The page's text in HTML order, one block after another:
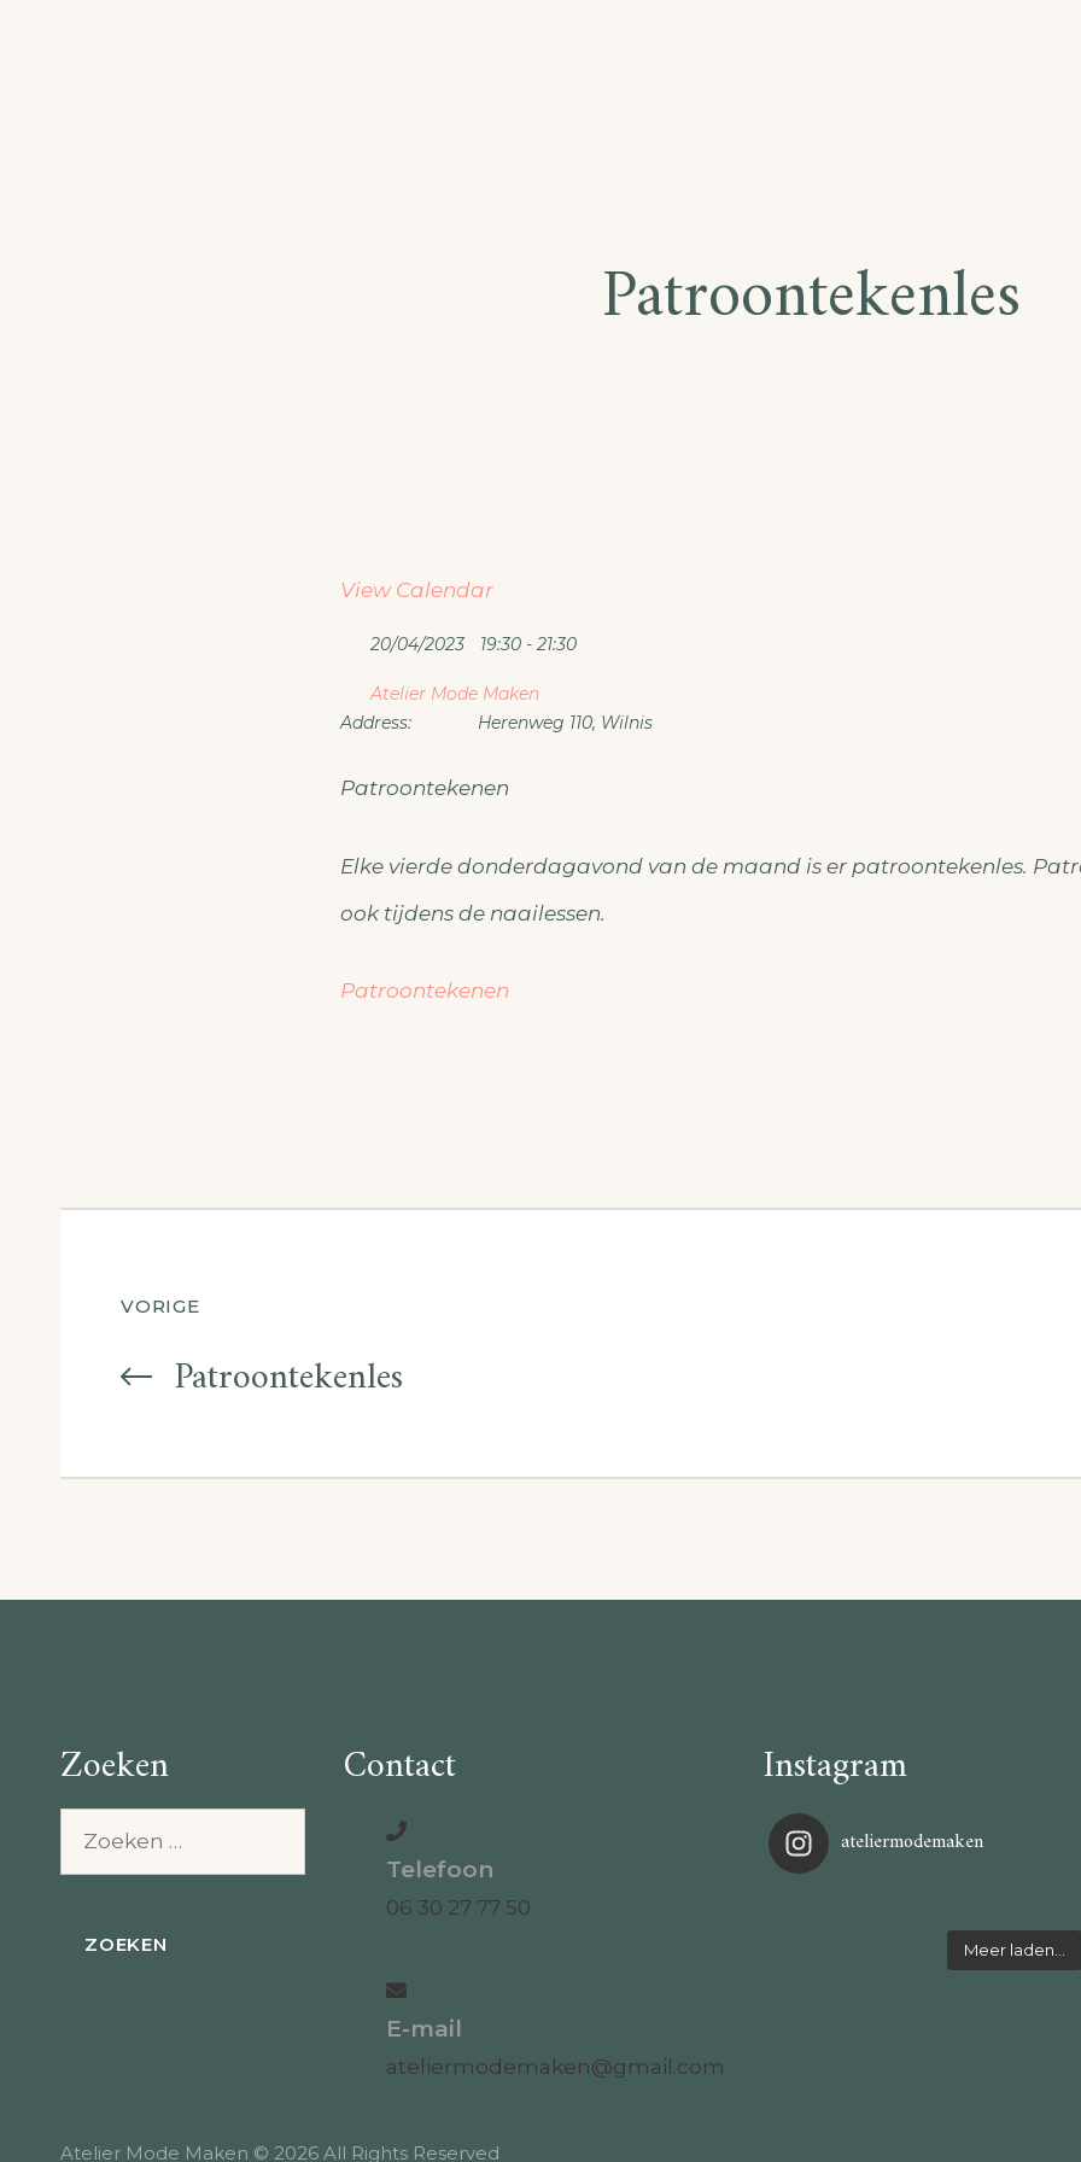
Patroontekenles
View Calendar
20/04/2023 19:30 - 21:30
Atelier Mode Maken
Address:
Herenweg 110, Wilnis
Patroontekenen
Elke vierde donderdagavond van de maand is er patroontekenles.
ook tijdens de naailessen.
Patroontekenen
Berichtnavigatie
VORIGE
Patroontekenles
Zoeken Contact
Telefoon
06 30 27 77 50
E-mail
ateliermodemaken@gmail.com
Instagram
ateliermodemaken
Meer laden…
Atelier Mode Maken © 2026 All Rights Reserved